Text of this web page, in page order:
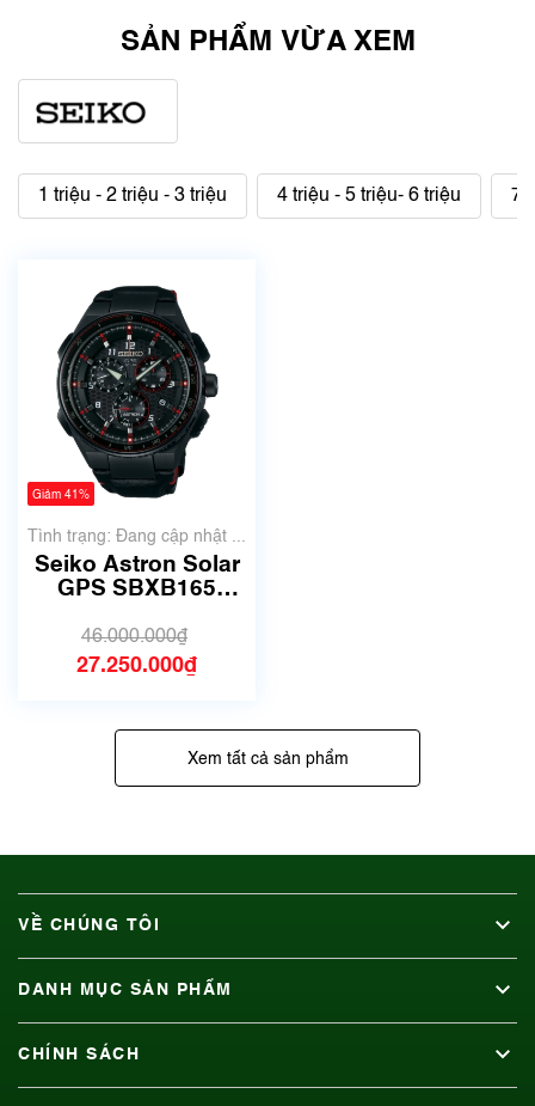
SẢN PHẨM VỪA XEM
1 triệu - 2 triệu - 3 triệu 4 triệu - 5 triệu- 6 triệu 7
Giảm 41%
Tình trạng: Đang cập nhật ...
Seiko Astron Solar
GPS SBXB165
46.000.000₫
27.250.000₫
Xem tất cả sản phẩm
VỀ CHÚNG TÔI
DANH MỤC SẢN PHẨM
CHÍNH SÁCH